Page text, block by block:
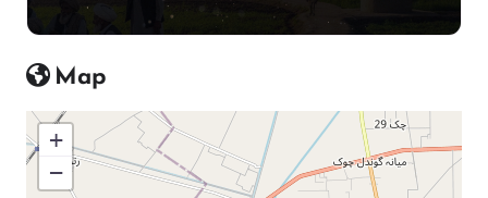
Map
+
−
Press Enter key to search